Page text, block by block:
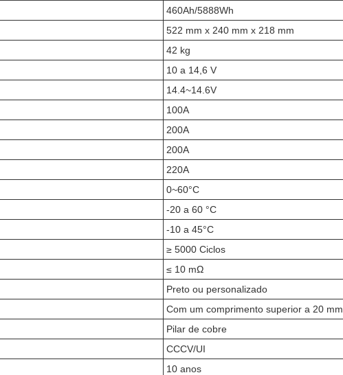
460Ah/5888Wh
522 mm x 240 mm x 218 mm
42 kg
10 a 14,6 V
14.4~14.6V
100A
200A
200A
220A
0~60°C
-20 a 60 °C
-10 a 45°C
≥ 5000 Ciclos
≤ 10 mΩ
Preto ou personalizado
Com um comprimento superior a 20 mm
Pilar de cobre
CCCV/UI
10 anos